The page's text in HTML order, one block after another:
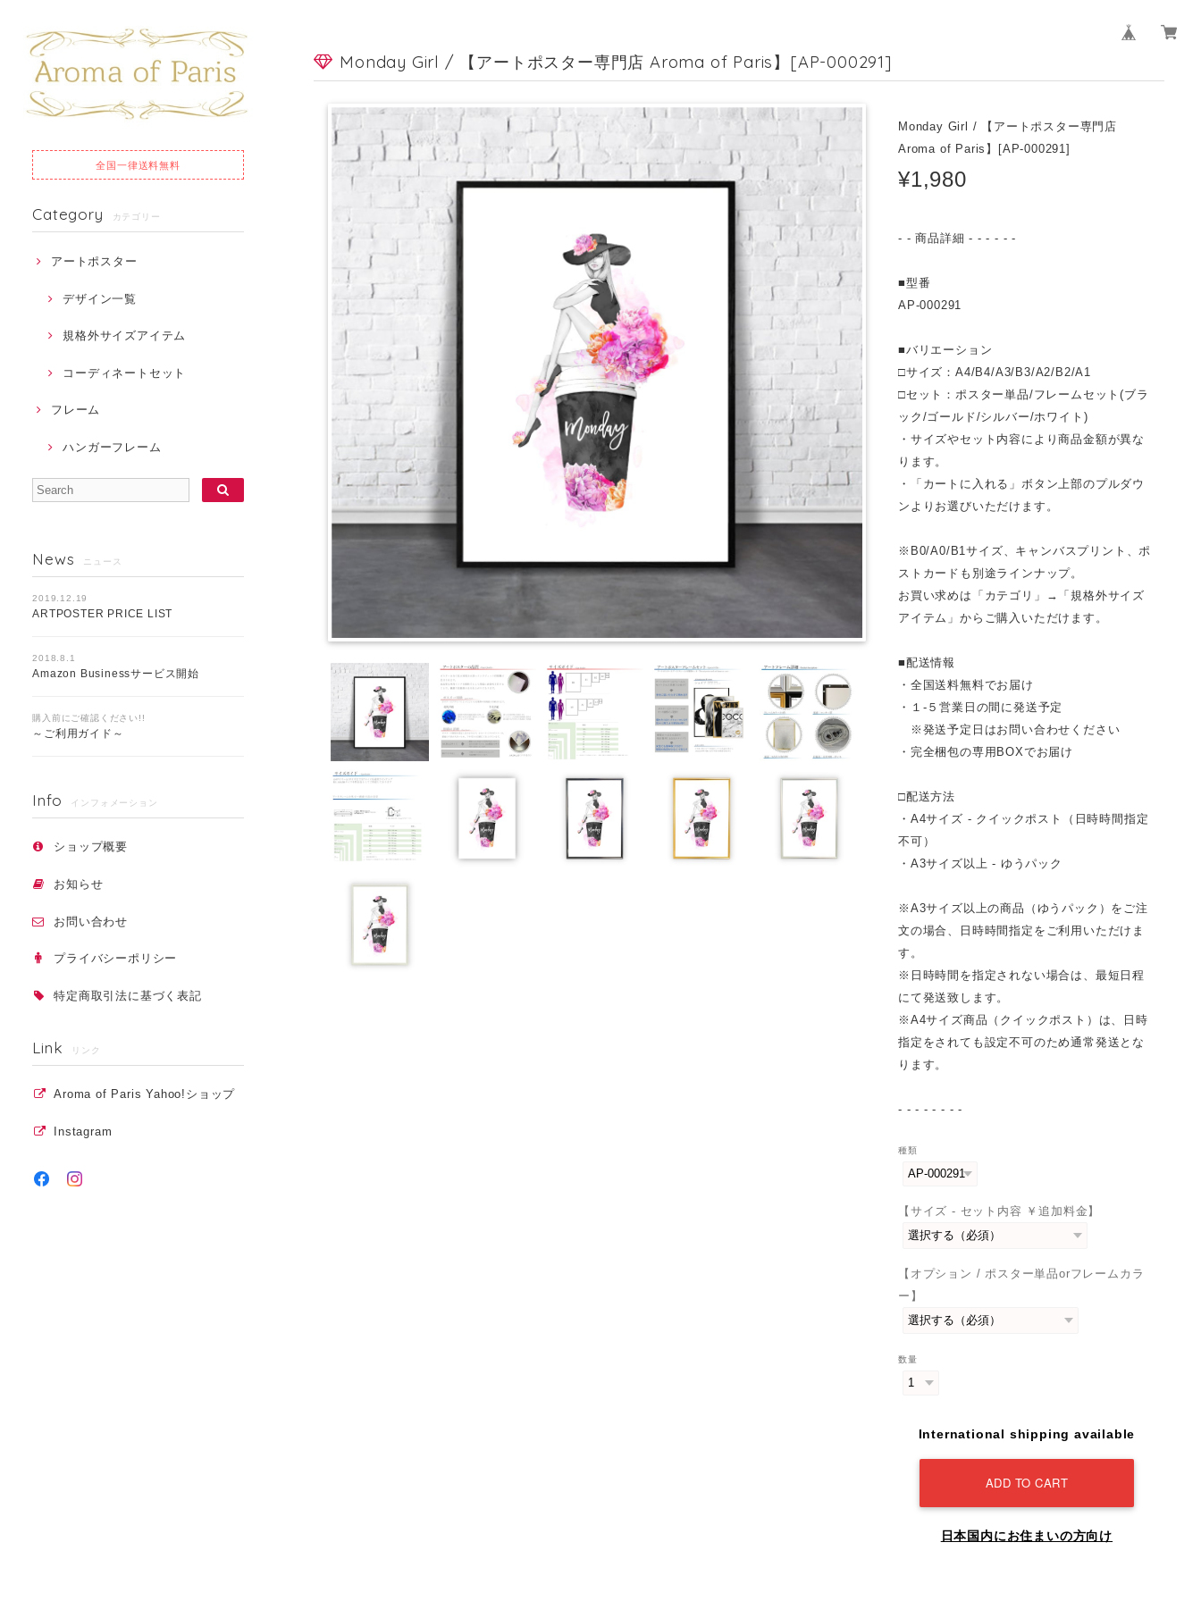
全国一律送料無料
Category カテゴリー
アートポスター
デザイン一覧
規格外サイズアイテム
コーディネートセット
フレーム
ハンガーフレーム
News ニュース
2019.12.19
ARTPOSTER PRICE LIST
2018.8.1
Amazon Businessサービス開始
購入前にご確認ください!!
～ご利用ガイド～
Info インフォメーション
ショップ概要
お知らせ
お問い合わせ
プライバシーポリシー
特定商取引法に基づく表記
Link リンク
Aroma of Paris Yahoo!ショップ
Instagram
Monday Girl / 【アートポスター専門店 Aroma of Paris】[AP-000291]
Monday Girl / 【アートポスター専門店
Aroma of Paris】[AP-000291]
¥1,980
- - 商品詳細 - - - - - -
■型番
AP-000291
■バリエーション
□サイズ：A4/B4/A3/B3/A2/B2/A1
□セット：ポスター単品/フレームセット(ブラ
ック/ゴールド/シルバー/ホワイト)
・サイズやセット内容により商品金額が異な
ります。
・「カートに入れる」ボタン上部のプルダウ
ンよりお選びいただけます。
※B0/A0/B1サイズ、キャンバスプリント、ポ
ストカードも別途ラインナップ。
お買い求めは「カテゴリ」→「規格外サイズ
アイテム」からご購入いただけます。
■配送情報
・全国送料無料でお届け
・１-５営業日の間に発送予定
※発送予定日はお問い合わせください
・完全梱包の専用BOXでお届け
□配送方法
・A4サイズ - クイックポスト（日時時間指定
不可）
・A3サイズ以上 - ゆうパック
※A3サイズ以上の商品（ゆうパック）をご注
文の場合、日時時間指定をご利用いただけま
す。
※日時時間を指定されない場合は、最短日程
にて発送致します。
※A4サイズ商品（クイックポスト）は、日時
指定をされても設定不可のため通常発送とな
ります。
- - - - - - - -
種類
【サイズ - セット内容 ￥追加料金】
【オプション / ポスター単品orフレームカラ
ー】
数量
International shipping available
ADD TO CART
日本国内にお住まいの方向け